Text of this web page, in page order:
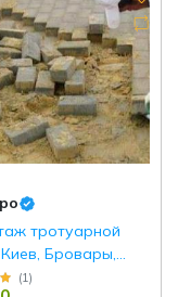
тротуарной
Киев, Бровары,
и р.н
(1)